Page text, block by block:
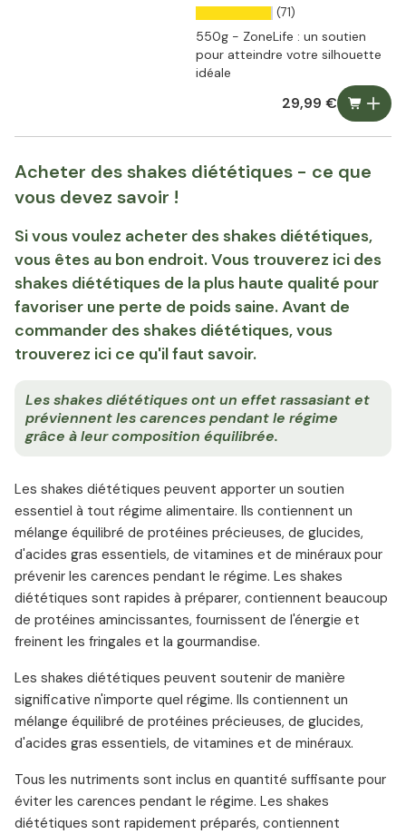
(71)
550g - ZoneLife : un soutien
pour atteindre votre silhouette
idéale
29,99 €
Acheter des shakes diététiques - ce que
vous devez savoir !
Si vous voulez acheter des shakes diététiques,
vous êtes au bon endroit. Vous trouverez ici des
shakes diététiques de la plus haute qualité pour
favoriser une perte de poids saine. Avant de
commander des shakes diététiques, vous
trouverez ici ce qu'il faut savoir.
Les shakes diététiques ont un effet rassasiant et
préviennent les carences pendant le régime
grâce à leur composition équilibrée.
Les shakes diététiques peuvent apporter un soutien
essentiel à tout régime alimentaire. Ils contiennent un
mélange équilibré de protéines précieuses, de glucides,
d'acides gras essentiels, de vitamines et de minéraux pour
prévenir les carences pendant le régime. Les shakes
diététiques sont rapides à préparer, contiennent beaucoup
de protéines amincissantes, fournissent de l'énergie et
freinent les fringales et la gourmandise.
Les shakes diététiques peuvent soutenir de manière
significative n'importe quel régime. Ils contiennent un
mélange équilibré de protéines précieuses, de glucides,
d'acides gras essentiels, de vitamines et de minéraux.
Tous les nutriments sont inclus en quantité suffisante pour
éviter les carences pendant le régime. Les shakes
diététiques sont rapidement préparés, contiennent